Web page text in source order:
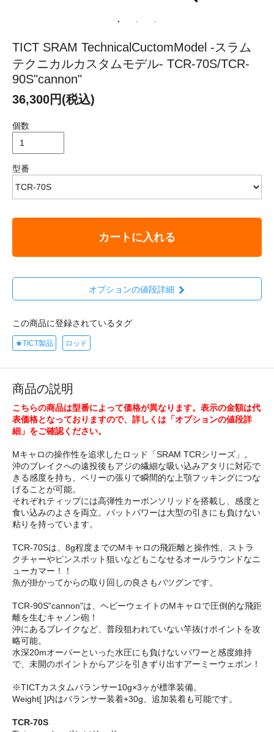
TICT SRAM TechnicalCuctomModel -スラム
テクニカルカスタムモデル- TCR-70S/TCR-
90S"cannon"
36,300円(税込)
個数
型番
カートに入れる
オプションの値段詳細
この商品に登録されているタグ
★TICT製品 ロッド
商品の説明
こちらの商品は型番によって価格が異なります。表示の金額は代
表価格となっておりますので、詳しくは「オプションの値段詳
細」をご確認ください。
Mキャロの操作性を追求したロッド「SRAM TCRシリーズ」。
沖のブレイクへの遠投後もアジの繊細な吸い込みアタリに対応で
きる感度を持ち、ベリーの張りで瞬間的な上顎フッキングにつな
げることが可能。
それぞれティップには高弾性カーボンソリッドを搭載し、感度と
食い込みのよさを両立。バットパワーは大型の引きにも負けない
粘りを持っています。
TCR-70Sは、8g程度までのMキャロの飛距離と操作性、ストラ
クチャーやピンスポット狙いなどもこなせるオールラウンドなニ
ューカマー！！
魚が掛かってからの取り回しの良さもバツグンです。
TCR-90S"cannon"は、ヘビーウェイトのMキャロで圧倒的な飛距
離を生むキャノン砲！
沖にあるブレイクなど、普段狙われていない竿抜けポイントを攻
略可能。
水深20mオーバーといった水圧にも負けないパワーと感度維持
で、未開のポイントからアジを引きずり出すアーミーウェポン！
※TICTカスタムバランサー10g×3ヶが標準装備。
Weight[ ]内はバランサー装着+30g、追加装着も可能です。
TCR-70S